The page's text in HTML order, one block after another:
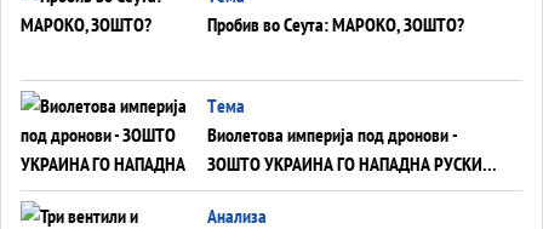
Пробив во Сеута: МАРОКО, ЗОШТО?
Tема
Виолетова империја под дронови -
ЗОШТО УКРАИНА ГО НАПАДНА РУСКИОТ
WILDBERRIES
Aнализа